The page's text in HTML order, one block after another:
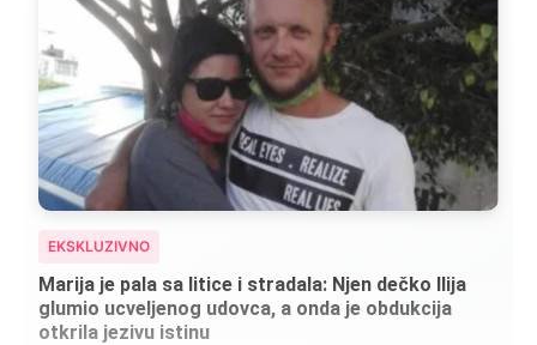
EKSKLUZIVNO
Marija je pala sa litice i stradala: Njen dečko Ilija
glumio ucveljenog udovca, a onda je obdukcija
otkrila jezivu istinu